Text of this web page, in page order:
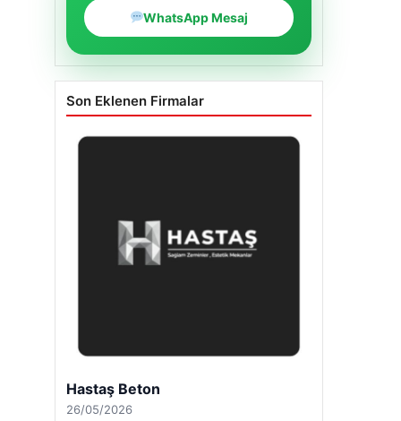
WhatsApp Mesaj
Son Eklenen Firmalar
Hastaş Beton
26/05/2026